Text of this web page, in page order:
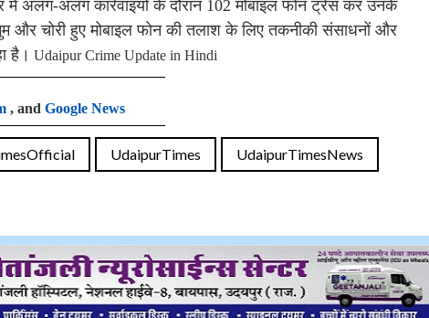
अलग-अलग कार्रवाइयों के दौरान 102 मोबाइल फोन ट्रेस कर उनके
और चोरी हुए मोबाइल फोन की तलाश के लिए तकनीकी संसाधनों और
है। Udaipur Crime Update in Hindi
, and Google News
UdaipurTimes UdaipurTimesNews